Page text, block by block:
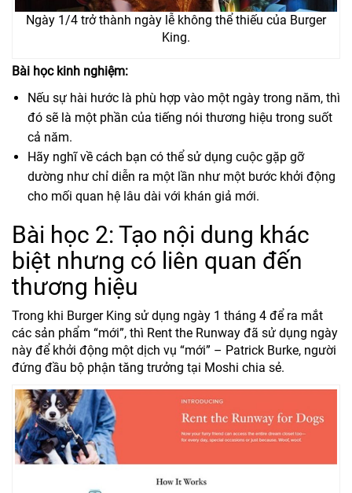
Ngày 1/4 trở thành ngày lễ không thể thiếu của Burger
King.
Bài học kinh nghiệm:
Nếu sự hài hước là phù hợp vào một ngày trong năm, thì
đó sẽ là một phần của tiếng nói thương hiệu trong suốt
cả năm.
Hãy nghĩ về cách bạn có thể sử dụng cuộc gặp gỡ
dường như chỉ diễn ra một lần như một bước khởi động
cho mối quan hệ lâu dài với khán giả mới.
Bài học 2: Tạo nội dung khác
biệt nhưng có liên quan đến
thương hiệu
Trong khi Burger King sử dụng ngày 1 tháng 4 để ra mắt
các sản phẩm “mới”, thì Rent the Runway đã sử dụng ngày
này để khởi động một dịch vụ “mới” – Patrick Burke, người
đứng đầu bộ phận tăng trưởng tại Moshi chia sẻ.